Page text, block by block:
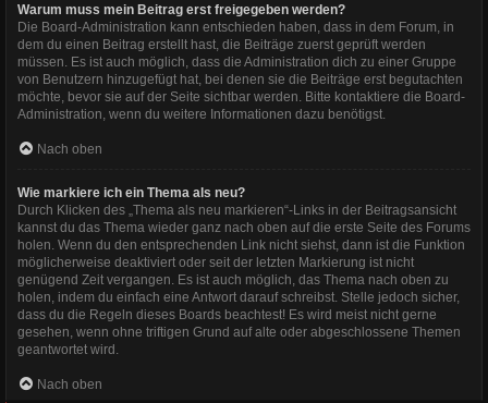
Warum muss mein Beitrag erst freigegeben werden?
Die Board-Administration kann entschieden haben, dass in dem Forum, in
dem du einen Beitrag erstellt hast, die Beiträge zuerst geprüft werden
müssen. Es ist auch möglich, dass die Administration dich zu einer Gruppe
von Benutzern hinzugefügt hat, bei denen sie die Beiträge erst begutachten
möchte, bevor sie auf der Seite sichtbar werden. Bitte kontaktiere die Board-
Administration, wenn du weitere Informationen dazu benötigst.
Nach oben
Wie markiere ich ein Thema als neu?
Durch Klicken des „Thema als neu markieren“-Links in der Beitragsansicht
kannst du das Thema wieder ganz nach oben auf die erste Seite des Forums
holen. Wenn du den entsprechenden Link nicht siehst, dann ist die Funktion
möglicherweise deaktiviert oder seit der letzten Markierung ist nicht
genügend Zeit vergangen. Es ist auch möglich, das Thema nach oben zu
holen, indem du einfach eine Antwort darauf schreibst. Stelle jedoch sicher,
dass du die Regeln dieses Boards beachtest! Es wird meist nicht gerne
gesehen, wenn ohne triftigen Grund auf alte oder abgeschlossene Themen
geantwortet wird.
Nach oben